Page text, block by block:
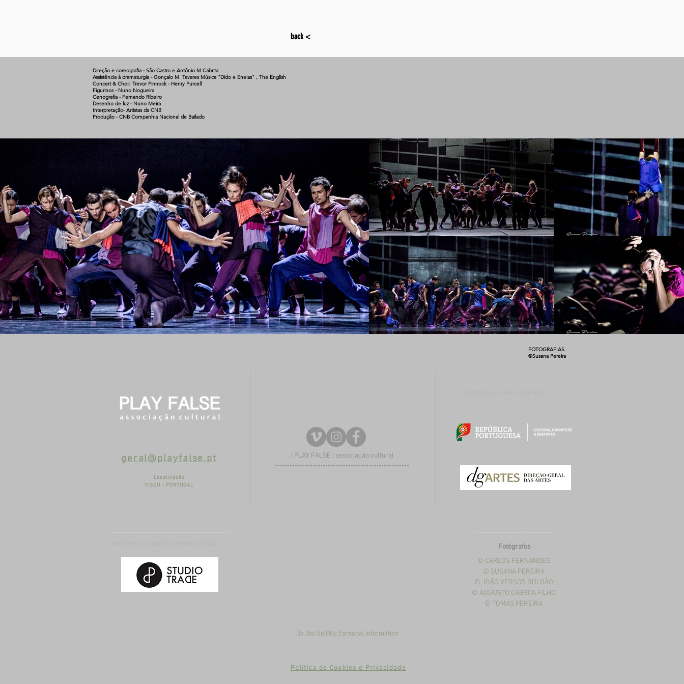
back <
Direção e coreografia - São Castro e António M Cabrita
Assistência à dramaturgia - Gonçalo M. Tavares Música "Dido e Eneias" , The English
Concert & Choir, Trevor Pinnock - Henry Purcell
Figurinos - Nuno Nogueira
Cenografia - Fernando Ribeiro
Desenho de luz - Nuno Meira
Interpretação- Artistas da CNB
Produção - CNB Companhia Nacional de Bailado
FOTOGRAFIAS
©Susana Pereira
geral@playfalse.pt
Localização
VISEU - PORTUGAL
| PLAY FALSE | associação cultural
Fotógrafos
© CARLOS FERNANDES
© SUSANA PEREIRA
© JOÃO VERSOS ROLDÃO
© AUGUSTO CABRITA FILHO
© TOMÁS PEREIRA
Do Not Sell My Personal Information
Política de Cookies e Privacidade